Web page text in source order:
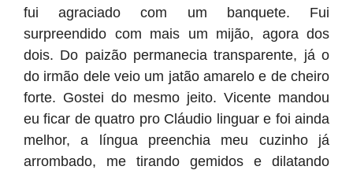
fui agraciado com um banquete. Fui
surpreendido com mais um mijão, agora dos
dois. Do paizão permanecia transparente, já o
do irmão dele veio um jatão amarelo e de cheiro
forte. Gostei do mesmo jeito. Vicente mandou
eu ficar de quatro pro Cláudio linguar e foi ainda
melhor, a língua preenchia meu cuzinho já
arrombado, me tirando gemidos e dilatando